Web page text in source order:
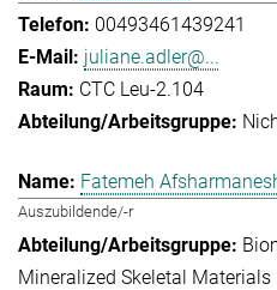
00493461439241
juliane.adler@...
CTC Leu-2.104
Fatemeh
Auszubildende/-r
Mineralized Skeletal Materials